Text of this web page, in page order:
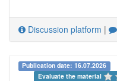
Discussion platform |
Publication date: 16.07.2026
Evaluate the material